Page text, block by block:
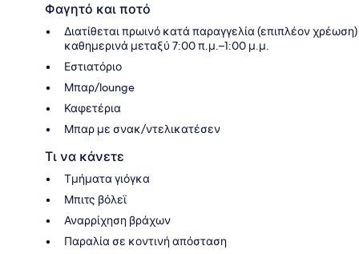
Φαγητό και ποτό
Διατίθεται πρωινό κατά παραγγελία (επιπλέον χρέωση)
καθημερινά μεταξύ 7:00 π.μ.–1:00 μ.μ.
Εστιατόριο
Μπαρ/lounge
Καφετέρια
Μπαρ με σνακ/ντελικατέσεν
Τι να κάνετε
Τμήματα γιόγκα
Μπιτς βόλεϊ
Αναρρίχηση βράχων
Παραλία σε κοντινή απόσταση